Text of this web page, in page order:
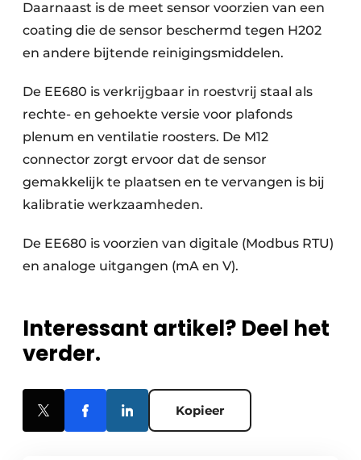
Daarnaast is de meet sensor voorzien van een
coating die de sensor beschermd tegen H202
en andere bijtende reinigingsmiddelen.
De EE680 is verkrijgbaar in roestvrij staal als
rechte- en gehoekte versie voor plafonds
plenum en ventilatie roosters. De M12
connector zorgt ervoor dat de sensor
gemakkelijk te plaatsen en te vervangen is bij
kalibratie werkzaamheden.
De EE680 is voorzien van digitale (Modbus RTU)
en analoge uitgangen (mA en V).
Interessant artikel? Deel het
verder.
Kopieer